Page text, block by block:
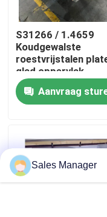
Fabrieksreis
Kwaliteitscontrole
Contacteer ons
Alle Gevallen
Vraag een offerte
S31266 / 1.4659
Koudgewalste
roestvrijstalen
glad oppervlak
metaalplaten
voor Aanvraag
Sales Manager